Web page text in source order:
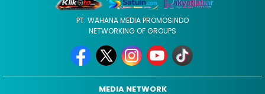
PT. WAHANA MEDIA PROMOSINDO
NETWORKING OF GROUPS
MEDIA NETWORK